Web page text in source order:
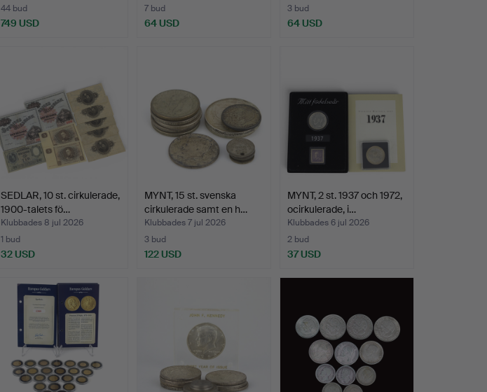
44 bud
749 USD
7 bud
64 USD
3 bud
64 USD
SEDLAR, 10 st. cirkulerade,
1900-talets fö…
Klubbades 8 jul 2026
1 bud
32 USD
MYNT, 15 st. svenska
cirkulerade samt en h…
Klubbades 7 jul 2026
3 bud
122 USD
MYNT, 2 st. 1937 och 1972,
ocirkulerade, i…
Klubbades 6 jul 2026
2 bud
37 USD